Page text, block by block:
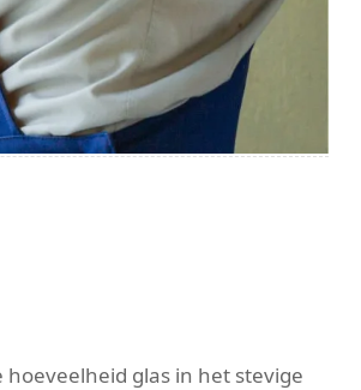
glas in het stevige